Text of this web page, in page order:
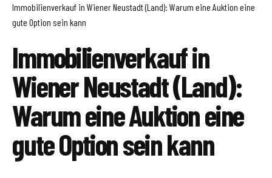
Immobilienverkauf in Wiener Neustadt (Land): Warum eine Auktion eine
gute Option sein kann
Immobilienverkauf in
Wiener Neustadt (Land):
Warum eine Auktion eine
gute Option sein kann